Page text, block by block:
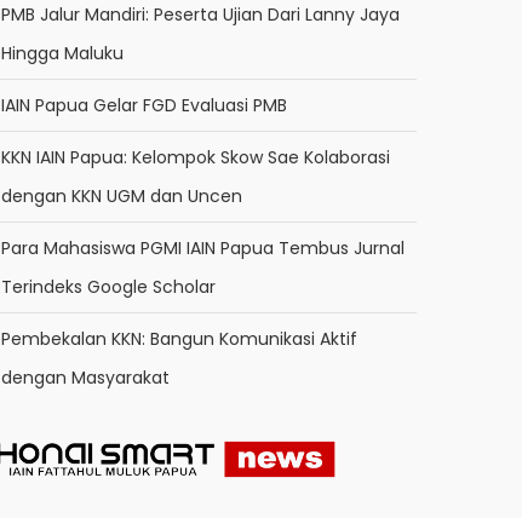
PMB Jalur Mandiri: Peserta Ujian Dari Lanny Jaya
Hingga Maluku
IAIN Papua Gelar FGD Evaluasi PMB
KKN IAIN Papua: Kelompok Skow Sae Kolaborasi
dengan KKN UGM dan Uncen
Para Mahasiswa PGMI IAIN Papua Tembus Jurnal
Terindeks Google Scholar
Pembekalan KKN: Bangun Komunikasi Aktif
dengan Masyarakat